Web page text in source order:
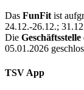
Das FunFitist
24.12.-26.12.;
Die Geschäftsstelle
05.01.2026
TSV App